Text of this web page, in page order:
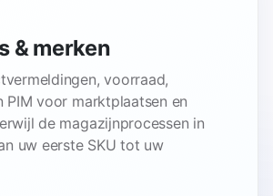
& merken
voorraad,
PIM voor marktplaatsen en
de magazijnprocessen in
uw eerste SKU tot uw